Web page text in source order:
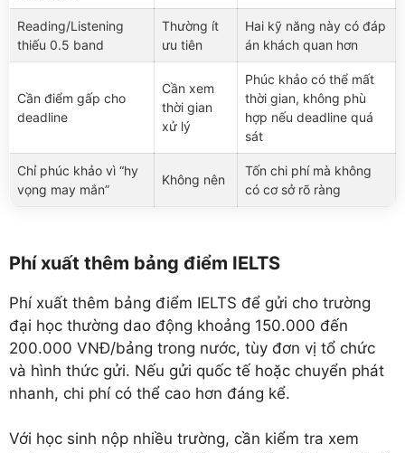
Reading/Listening
thiếu 0.5 band
Thường ít
ưu tiên
Hai kỹ năng này có đáp
án khách quan hơn
Cần điểm gấp cho
deadline
Cần xem
thời gian
xử lý
Phúc khảo có thể mất
thời gian, không phù
hợp nếu deadline quá
sát
Chỉ phúc khảo vì “hy
vọng may mắn”
Không nên
Tốn chi phí mà không
có cơ sở rõ ràng
Phí xuất thêm bảng điểm IELTS
Phí xuất thêm bảng điểm IELTS để gửi cho trường
đại học thường dao động khoảng 150.000 đến
200.000 VNĐ/bảng trong nước, tùy đơn vị tổ chức
và hình thức gửi. Nếu gửi quốc tế hoặc chuyển phát
nhanh, chi phí có thể cao hơn đáng kể.
Với học sinh nộp nhiều trường, cần kiểm tra xem